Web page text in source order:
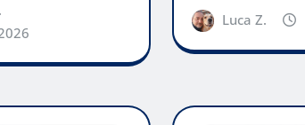
Luca Z.